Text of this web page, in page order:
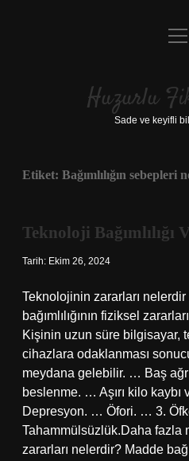
Yasal
Huzurlu
Sade ve keyifli
Etiket: Bağımlılığın sebepleri
Teknoloji Bağımlılığı
Tarih: Ekim 26, 2024
Teknolojinin zararları
bağımlılığının fiziksel
Kişinin uzun süre bilgisayar,
cihazlara odaklanması
meydana gelebilir. … Baş
beslenme. … Aşırı kilo
Depresyon. … Öfori. … 3.
Tahammülsüzlük.Daha fazla
zararları nelerdir? Madde